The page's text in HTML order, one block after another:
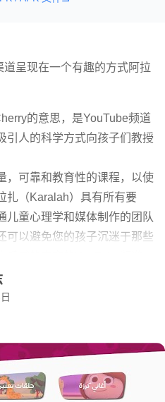
呈现在一个有趣的方式阿拉
的意思，是YouTube频道
引人的科学方式向孩子们教授
，可靠和教育性的课程，以使
扎（Karalah）具有所有要
儿童心理学和媒体制作的团队
可以避免您的孩子沉迷于那些
感的内容的YouTube频道。
，儿童接触YouTube的机会
们如何迅速找到自己喜欢的
充分利用了YouTube在
他们提供了阿拉伯语的迷人
国，土耳其，阿拉伯联合酋
教育专家团队的支持下，卡拉